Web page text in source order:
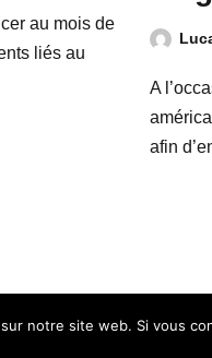
au mois de
liés au
A
afin
notre site web. Si vous